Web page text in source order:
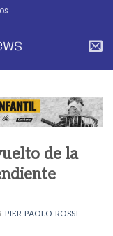
de la
PIER PAOLO ROSSI